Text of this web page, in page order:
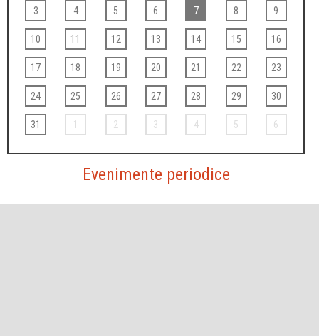
3 4 5 6 7 8 9
10 11 12 13 14 15 16
17 18 19 20 21 22 23
24 25 26 27 28 29 30
31 1 2 3 4 5 6
Evenimente periodice